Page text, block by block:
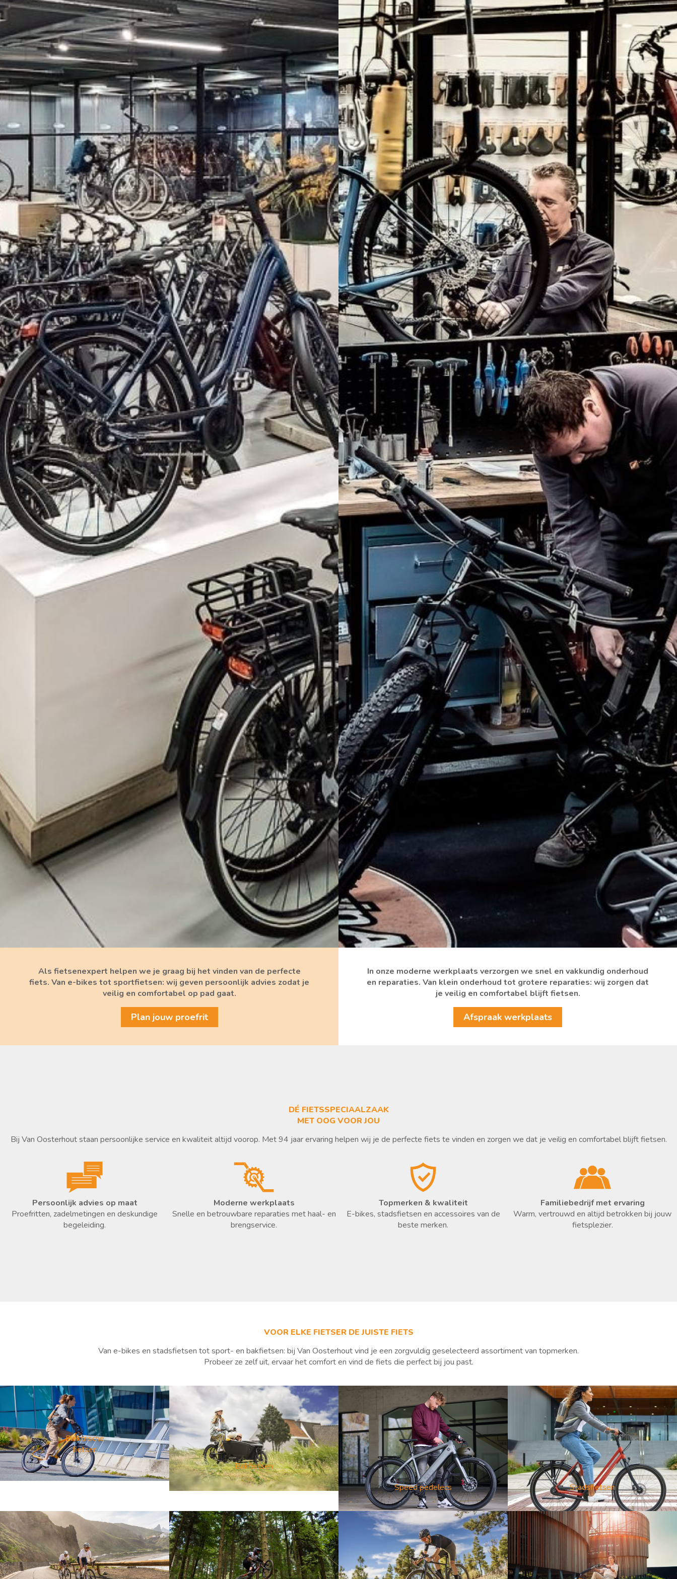
Als fietsenexpert helpen we je graag bij het vinden van de perfecte
fiets. Van e-bikes tot sportfietsen: wij geven persoonlijk advies zodat je
veilig en comfortabel op pad gaat.
Plan jouw proefrit
In onze moderne werkplaats verzorgen we snel en vakkundig onderhoud
en reparaties. Van klein onderhoud tot grotere reparaties: wij zorgen dat
je veilig en comfortabel blijft fietsen.
Afspraak werkplaats
DÉ FIETS​SPECIAALZAAK
MET OOG VOOR JOU
Bij Van Oosterhout staan persoonlijke service en kwaliteit altijd voorop. Met 94 jaar ervaring helpen wij je de perfecte fiets te vinden en zorgen we dat je veilig en comfortabel blijft fietsen.
Persoonlijk advies op maat
Proefritten, zadelmetingen en deskundige
begeleiding.
Moderne werkplaats
Snelle en betrouwbare reparaties met haal- en
brengservice.
Topmerken & kwaliteit
E-bikes, stadsfietsen en accessoires van de
beste merken.
Familiebedrijf met ervaring
Warm, vertrouwd en altijd betrokken bij jouw
fietsplezier.
VOOR ELKE FIETSER DE JUISTE FIETS
Van e-bikes en stadsfietsen tot sport- en bakfietsen: bij Van Oosterhout vind je een zorgvuldig geselecteerd assortiment van topmerken.
Probeer ze zelf uit, ervaar het comfort en vind de fiets die perfect bij jou past.
Elektrische
fietsen
Bakfietsen
Speed pedelecs
Stadsfietsen